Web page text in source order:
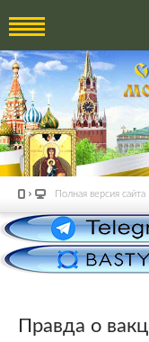
Полная версия сайта
Правда о